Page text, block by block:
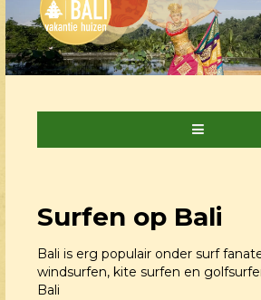
Surfen op Bali
Bali is erg populair onder surf
windsurfen, kite surfen en
Bali